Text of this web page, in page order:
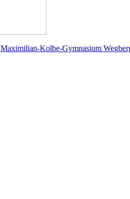
Maximilian-Kolbe-Gymnasium